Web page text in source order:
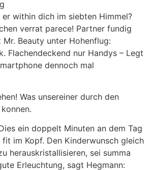
er within dich im siebten Himmel?
verrat parece! Partner fundig
Beauty unter Hohenflug:
Flachendeckend nur Handys – Legt
dennoch mal
Was unsereiner durch den
ein doppelt Minuten an dem Tag
im Kopf. Den Kinderwunsch gleich
herauskristallisieren, sei summa
Erleuchtung, sagt Hegmann: